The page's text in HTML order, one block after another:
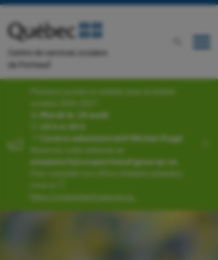
Centre de services scolaire
de Portneuf
📅 𝗠𝗮𝗿𝗱𝗶 𝗹𝗲 𝟭𝟴 𝗮𝗼𝘂̂𝘁
📍 𝗖𝗲𝗻𝘁𝗿𝗲 𝗮𝗱𝗺𝗶𝗻𝗶𝘀𝘁𝗿𝗮𝘁𝗶𝗳 𝗠𝗶𝗰𝗵𝗲𝗹-𝗣𝗮𝗴𝗲́
𝗲𝗺𝗽𝗹𝗼𝗶𝘀𝗿𝗵@𝗰𝘀𝘀𝗽𝗼𝗿𝘁𝗻𝗲𝘂𝗳.𝗴𝗼𝘂𝘃.𝗾𝗰.𝗰𝗮.
https://cssportneuf.gouv.qc.ca...